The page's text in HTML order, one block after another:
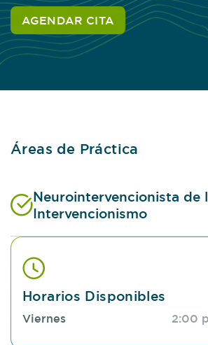
AGENDAR CITA
Áreas de Práctica
Neurointervencionista de
Intervencionismo
Horarios Disponibles
Viernes 2:00